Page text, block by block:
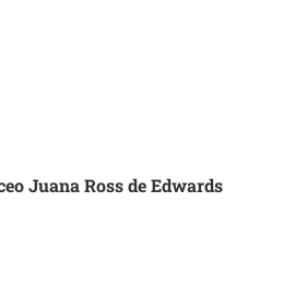
Juana Ross de Edwards